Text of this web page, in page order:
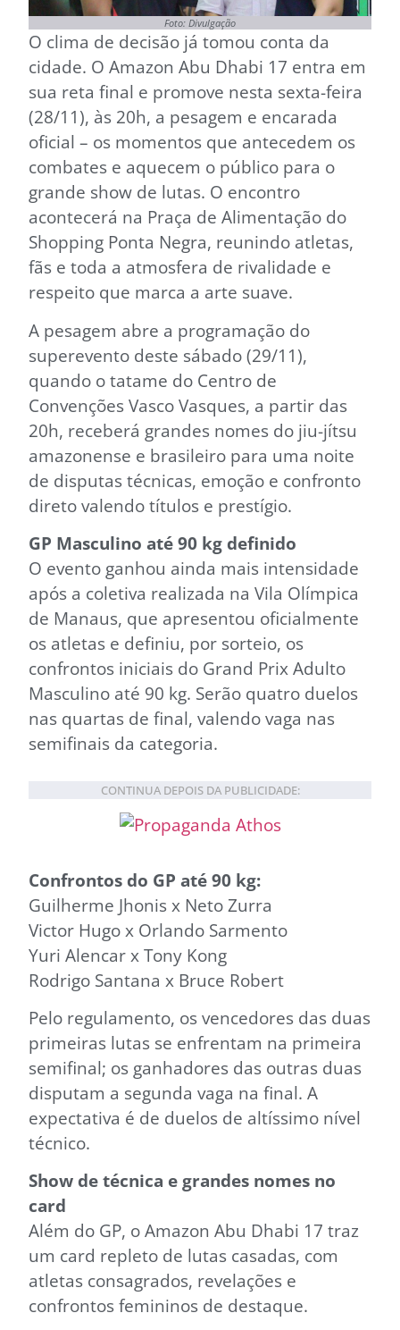
Foto: Divulgação
O clima de decisão já tomou conta da
cidade. O Amazon Abu Dhabi 17 entra em
sua reta final e promove nesta sexta-feira
(28/11), às 20h, a pesagem e encarada
oficial – os momentos que antecedem os
combates e aquecem o público para o
grande show de lutas. O encontro
acontecerá na Praça de Alimentação do
Shopping Ponta Negra, reunindo atletas,
fãs e toda a atmosfera de rivalidade e
respeito que marca a arte suave.
A pesagem abre a programação do
superevento deste sábado (29/11),
quando o tatame do Centro de
Convenções Vasco Vasques, a partir das
20h, receberá grandes nomes do jiu-jítsu
amazonense e brasileiro para uma noite
de disputas técnicas, emoção e confronto
direto valendo títulos e prestígio.
GP Masculino até 90 kg definido
O evento ganhou ainda mais intensidade
após a coletiva realizada na Vila Olímpica
de Manaus, que apresentou oficialmente
os atletas e definiu, por sorteio, os
confrontos iniciais do Grand Prix Adulto
Masculino até 90 kg. Serão quatro duelos
nas quartas de final, valendo vaga nas
semifinais da categoria.
CONTINUA DEPOIS DA PUBLICIDADE:
Confrontos do GP até 90 kg:
Guilherme Jhonis x Neto Zurra
Victor Hugo x Orlando Sarmento
Yuri Alencar x Tony Kong
Rodrigo Santana x Bruce Robert
Pelo regulamento, os vencedores das duas
primeiras lutas se enfrentam na primeira
semifinal; os ganhadores das outras duas
disputam a segunda vaga na final. A
expectativa é de duelos de altíssimo nível
técnico.
Show de técnica e grandes nomes no
card
Além do GP, o Amazon Abu Dhabi 17 traz
um card repleto de lutas casadas, com
atletas consagrados, revelações e
confrontos femininos de destaque.